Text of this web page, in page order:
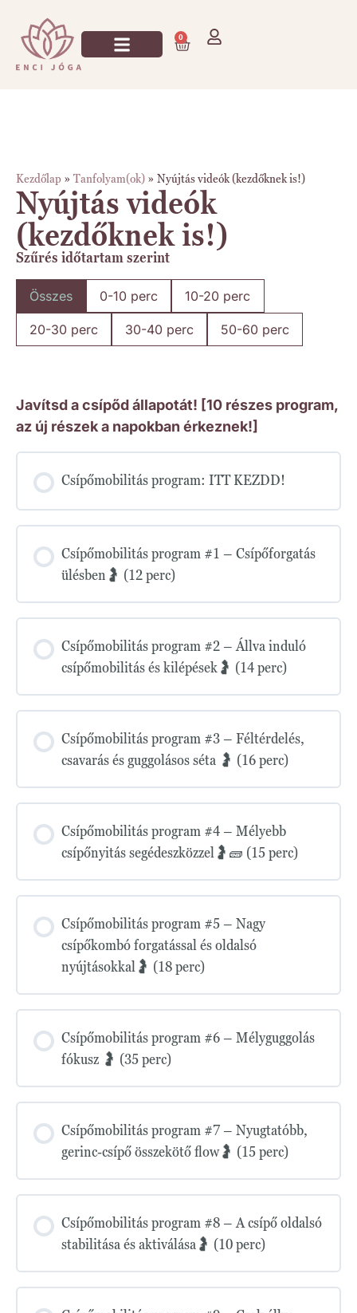
0
Kezdőlap » Tanfolyam(ok) » Nyújtás videók (kezdőknek is!)
Nyújtás videók
(kezdőknek is!)
Szűrés időtartam szerint
Összes 0-10 perc 10-20 perc
20-30 perc 30-40 perc 50-60 perc
Javítsd a csípőd állapotát! [10 részes program,
az új részek a napokban érkeznek!]
Csípőmobilitás program: ITT KEZDD!
Csípőmobilitás program #1 – Csípőforgatás
ülésben🤰 (12 perc)
Csípőmobilitás program #2 – Állva induló
csípőmobilitás és kilépések🤰 (14 perc)
Csípőmobilitás program #3 – Féltérdelés,
csavarás és guggolásos séta 🤰 (16 perc)
Csípőmobilitás program #4 – Mélyebb
csípőnyitás segédeszközzel🤰🧱 (15 perc)
Csípőmobilitás program #5 – Nagy
csípőkombó forgatással és oldalsó
nyújtásokkal🤰 (18 perc)
Csípőmobilitás program #6 – Mélyguggolás
fókusz 🤰 (35 perc)
Csípőmobilitás program #7 – Nyugtatóbb,
gerinc-csípő összekötő flow🤰 (15 perc)
Csípőmobilitás program #8 – A csípő oldalsó
stabilitása és aktiválása🤰 (10 perc)